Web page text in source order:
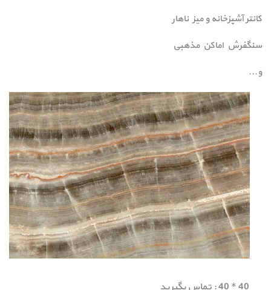
کانتر آشپزخانه و میز ناهار
سنگفرش اماکن مذهبی
و…
40 * 40 : تماس بگیرید